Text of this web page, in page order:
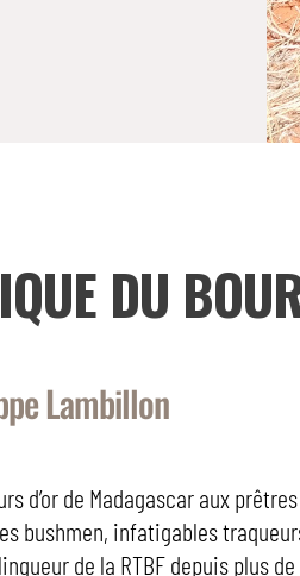
DU
Lambillon
d’or de Madagascar aux
bushmen, infatigables
de la RTBF depuis plus